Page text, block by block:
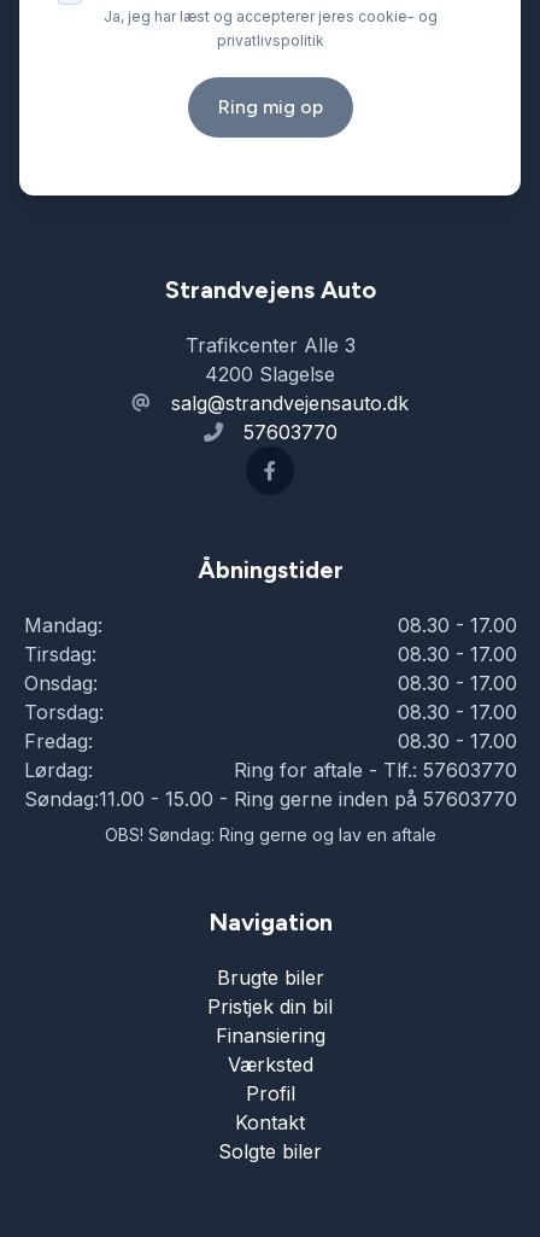
Ja, jeg har læst og accepterer jeres cookie- og
privatlivspolitik
Ring mig op
Strandvejens Auto
Trafikcenter Alle 3
4200 Slagelse
salg@strandvejensauto.dk
57603770
Åbningstider
Mandag:
08.30 - 17.00
Tirsdag:
08.30 - 17.00
Onsdag:
08.30 - 17.00
Torsdag:
08.30 - 17.00
Fredag:
08.30 - 17.00
Lørdag:
Ring for aftale - Tlf.: 57603770
Søndag:11.00 - 15.00 - Ring gerne inden på 57603770
OBS! Søndag: Ring gerne og lav en aftale
Navigation
Brugte biler
Pristjek din bil
Finansiering
Værksted
Profil
Kontakt
Solgte biler